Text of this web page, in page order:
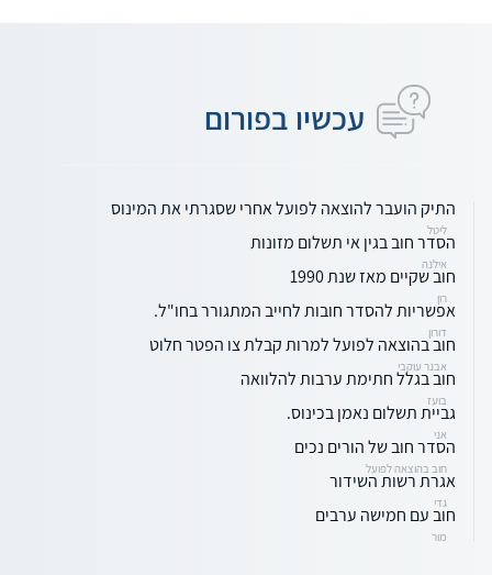
עכשיו בפורום
התיק הועבר להוצאה לפועל אחרי שסגרתי את המינוס
ליטל
הסדר חוב בגין אי תשלום מזונות
אילנה
חוב שקיים מאז שנת 1990
רון
אפשריות להסדר חובות לחייב המתגורר בחו"ל.
דורון
חוב בהוצאה לפועל למרות קבלת צו הפטר חלוט
אבנר עוקבי
חוב בגלל חתימת ערבות להלוואה
בועז
גביית תשלום נאמן בכינוס.
אני
הסדר חוב של הורים נכים
חוב בהוצאה לפועל
אגרת רשות השידור
גדי
חוב עם חמישה ערבים
מור